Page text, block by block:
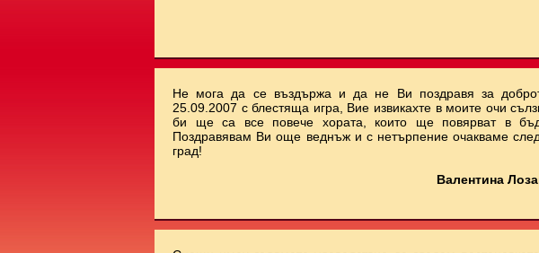
Не мога да се въздържа и да не Ви поздравя за
25.09.2007 с блестяща игра, Вие извикахте в моите очи
би ще са все повече хората, които ще повярват в
Поздравявам Ви още веднъж и с нетърпение очакваме
град!
Валентина